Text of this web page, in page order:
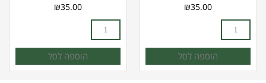
₪35.00
הוספה לסל
₪35.00
הוספה לסל